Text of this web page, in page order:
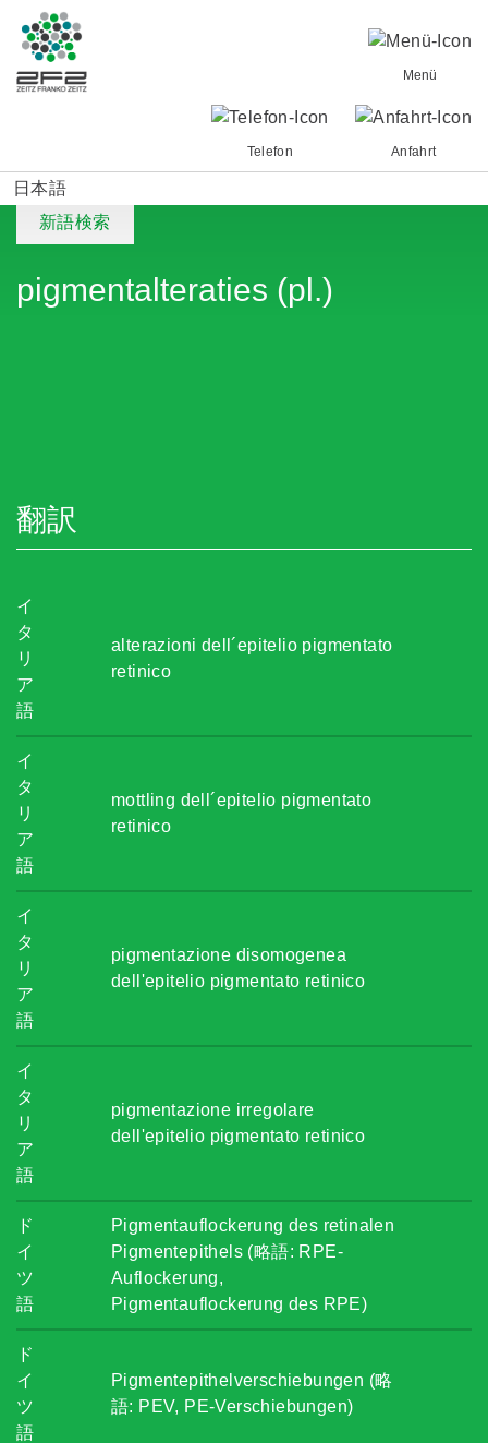
Menü
Telefon Anfahrt
日本語
新語検索
pigmentalteraties (pl.)
翻訳
イ
タ
リ
ア
語
alterazioni dell´epitelio pigmentato
retinico
イ
タ
リ
ア
語
mottling dell´epitelio pigmentato
retinico
イ
タ
リ
ア
語
pigmentazione disomogenea
dell'epitelio pigmentato retinico
イ
タ
リ
ア
語
pigmentazione irregolare
dell'epitelio pigmentato retinico
ド
イ
ツ
語
Pigmentauflockerung des retinalen
Pigmentepithels (略語: RPE-
Auflockerung,
Pigmentauflockerung des RPE)
ド
イ
ツ
語
Pigmentepithelverschiebungen (略
語: PEV, PE-Verschiebungen)